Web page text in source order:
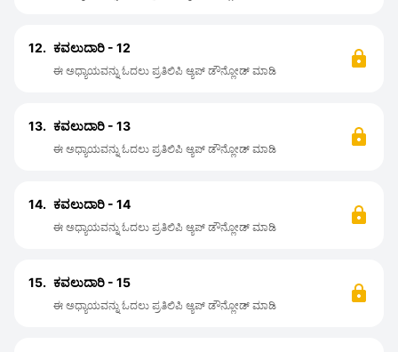
12. ಕವಲುದಾರಿ - 12
ಈ ಅಧ್ಯಾಯವನ್ನು ಓದಲು ಪ್ರತಿಲಿಪಿ ಆ್ಯಪ್ ಡೌನ್ಲೋಡ್ ಮಾಡಿ
13. ಕವಲುದಾರಿ - 13
ಈ ಅಧ್ಯಾಯವನ್ನು ಓದಲು ಪ್ರತಿಲಿಪಿ ಆ್ಯಪ್ ಡೌನ್ಲೋಡ್ ಮಾಡಿ
14. ಕವಲುದಾರಿ - 14
ಈ ಅಧ್ಯಾಯವನ್ನು ಓದಲು ಪ್ರತಿಲಿಪಿ ಆ್ಯಪ್ ಡೌನ್ಲೋಡ್ ಮಾಡಿ
15. ಕವಲುದಾರಿ - 15
ಈ ಅಧ್ಯಾಯವನ್ನು ಓದಲು ಪ್ರತಿಲಿಪಿ ಆ್ಯಪ್ ಡೌನ್ಲೋಡ್ ಮಾಡಿ